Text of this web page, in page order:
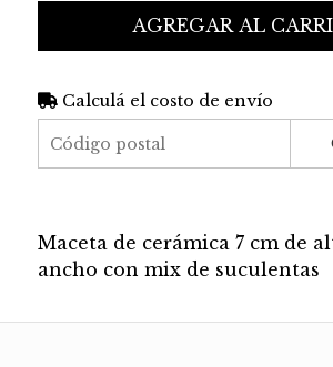
AGREGAR AL
Calculá el costo de envío
Maceta de cerámica 7 cm de
ancho con mix de suculentas